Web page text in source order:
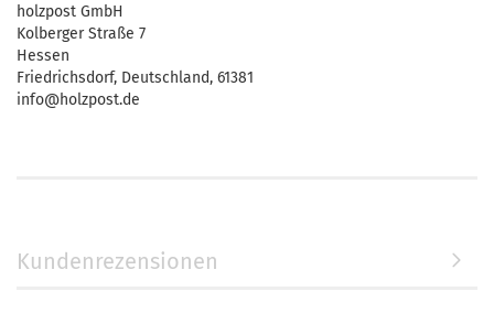
holzpost GmbH
Kolberger Straße 7
Hessen
Friedrichsdorf, Deutschland, 61381
info@holzpost.de
Kundenrezensionen